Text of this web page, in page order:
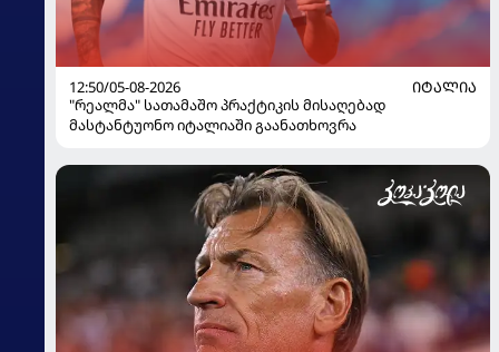
12:50/05-08-2026
ᲘᲢᲐᲚᲘᲐ
"რეალმა" სათამაშო პრაქტიკის მისაღებად
მასტანტუონო იტალიაში გაანათხოვრა